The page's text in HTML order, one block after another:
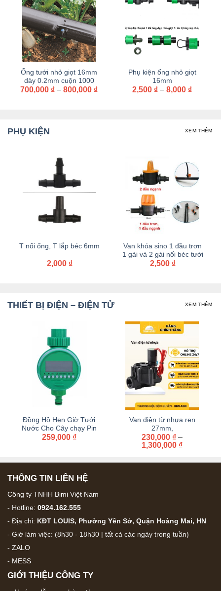
Ống tưới nhỏ giọt 16mm
dày 0.2mm cuộn 1000
mét
700,000 ₫ – 800,000 ₫Khoảng
Phụ kiện ống nhỏ giọt
16mm
2,500 ₫ – 8,000 ₫Khoảng
8,000 ₫
PHỤ KIỆN XEM THÊM
₫
T nối ống, T lắp béc 6mm
2,000 ₫
Van khóa sino 1 đầu trơn
1 gài và 2 gài nối béc tưới
điều chỉnh lưu lượng và
2,500 ₫
THIẾT BỊ ĐIỆN – ĐIỆN TỬ XEM THÊM
Đồng Hồ Hẹn Giờ Tưới
Nước Cho Cây chạy Pin
259,000 ₫
Van điện từ nhựa ren
27mm,
34mm,42MM,60MM điện
từ 220 v – 24 V
230,000 ₫ –
1,300,000 ₫Khoảng
từ
THÔNG TIN LIÊN HỆ
Công ty TNHH Bimi Việt Nam
- Hotline: 0924.162.555
- Địa chỉ: KĐT LOUIS, Phường Yên Sở, Quận Hoàng Mai, HN
- Giờ làm việc: (8h30 - 18h30 | tất cả các ngày trong tuần)
- ZALO
- MESS
GIỚI THIỆU CÔNG TY